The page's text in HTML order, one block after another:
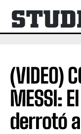
(VIDEO)
MESSI:
derrotó